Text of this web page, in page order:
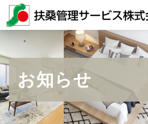
お知らせ